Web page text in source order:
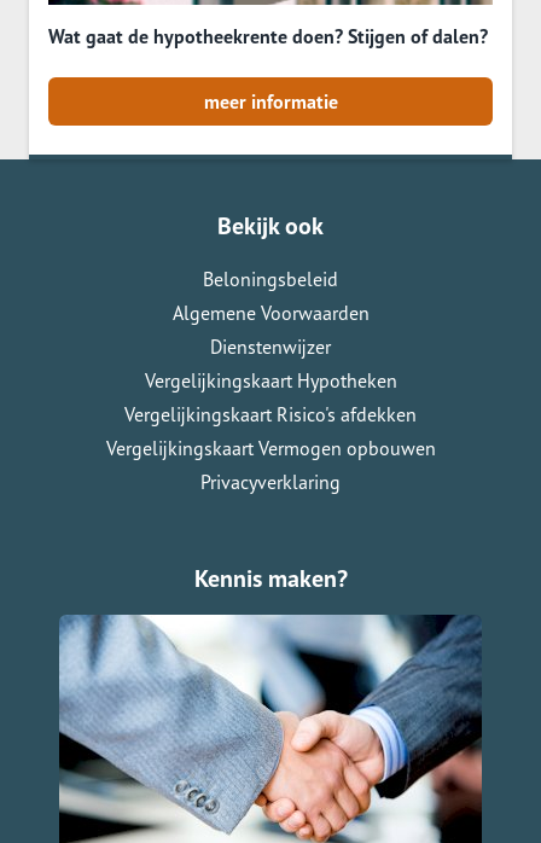
Wat gaat de hypotheekrente doen? Stijgen of dalen?
meer informatie
Bekijk ook
Beloningsbeleid
Algemene Voorwaarden
Dienstenwijzer
Vergelijkingskaart Hypotheken
Vergelijkingskaart Risico's afdekken
Vergelijkingskaart Vermogen opbouwen
Privacyverklaring
Kennis maken?